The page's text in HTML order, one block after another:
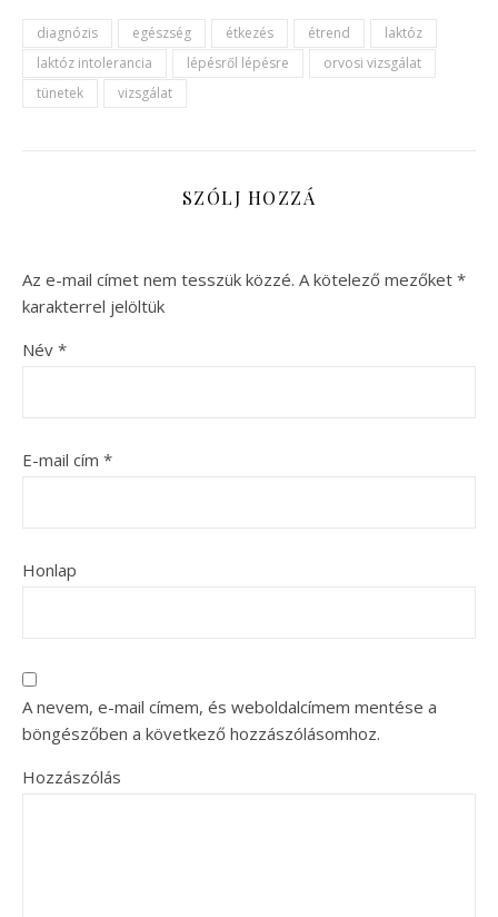
diagnózis egészség étkezés étrend
laktóz
laktóz intolerancia
lépésről lépésre
orvosi vizsgálat
tünetek
vizsgálat
SZÓLJ HOZZÁ
Az e-mail címet nem tesszük közzé. A kötelező mezőket *
karakterrel jelöltük
Név *
E-mail cím *
Honlap
A nevem, e-mail címem, és weboldalcímem mentése a
böngészőben a következő hozzászólásomhoz.
Hozzászólás